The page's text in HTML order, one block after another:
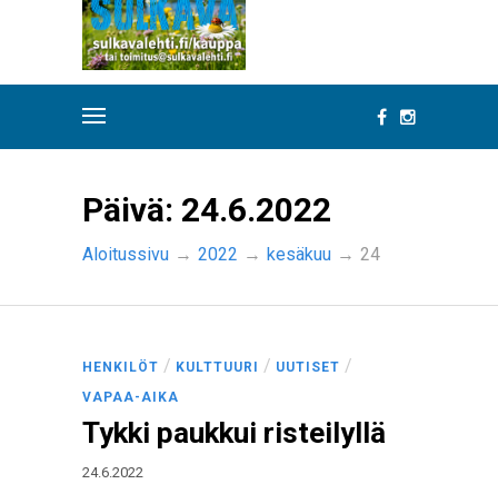
Päivä: 24.6.2022
Aloitussivu → 2022 → kesäkuu → 24
HENKILÖT / KULTTUURI / UUTISET /
VAPAA-AIKA
Tykki paukkui risteilyllä
24.6.2022